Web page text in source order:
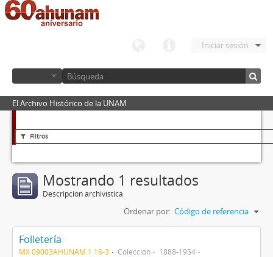
Iniciar sesión
El Archivo Histórico de la UNAM
Filtros
Mostrando 1 resultados
Descripción archivística
Ordenar por: Código de referencia
Folletería
MX 09003AHUNAM 1.16-3 Colección
1888-1954